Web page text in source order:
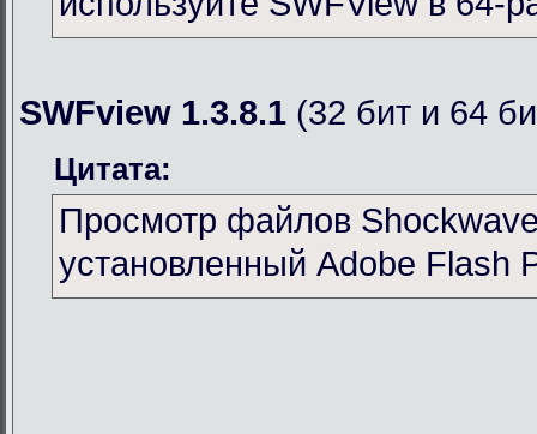
SWFview 1.3.8.1 (32 бит и 64
Цитата:
Просмотр файлов
установленный Adobe Flash